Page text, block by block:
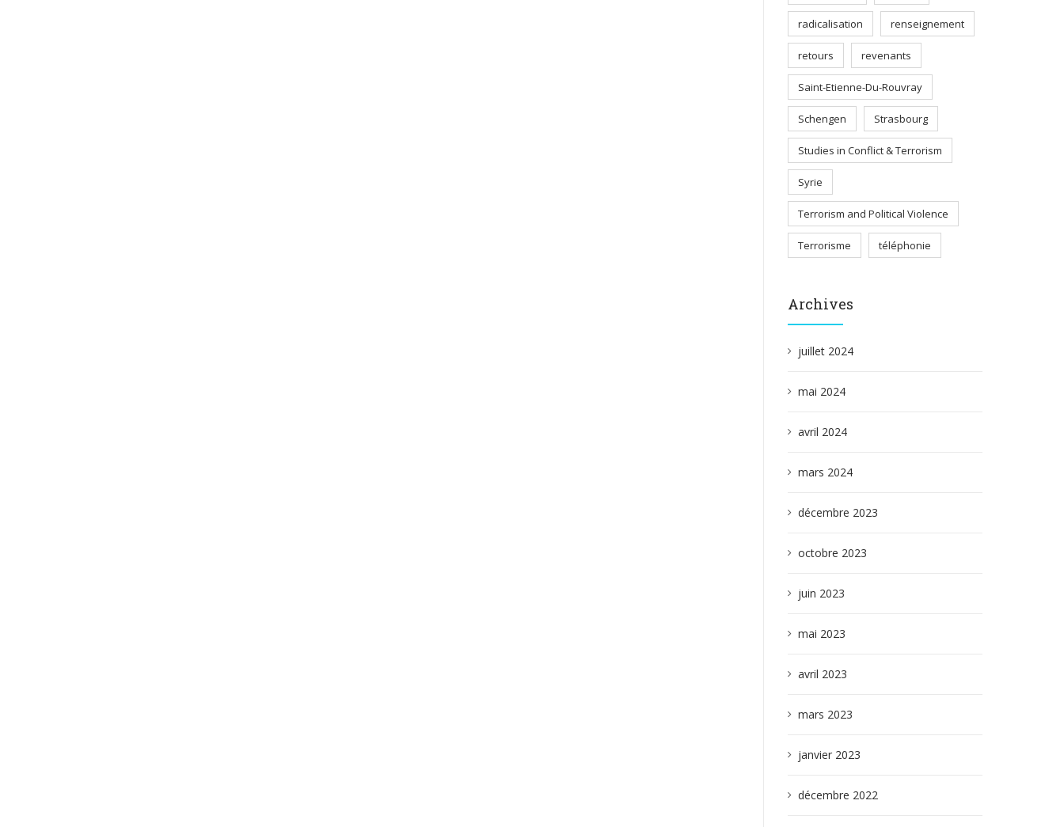
radicalisation renseignement
retours revenants
Saint-Etienne-Du-Rouvray
Schengen Strasbourg
Studies in Conflict & Terrorism
Syrie
Terrorism and Political Violence
Terrorisme téléphonie
Archives
juillet 2024
mai 2024
avril 2024
mars 2024
décembre 2023
octobre 2023
juin 2023
mai 2023
avril 2023
mars 2023
janvier 2023
décembre 2022